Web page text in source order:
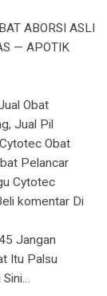
ABORSI ASLI
— APOTIK
Obat
Jual Pil
Obat
Pelancar
Cytotec
komentar Di
Jangan
Itu Palsu